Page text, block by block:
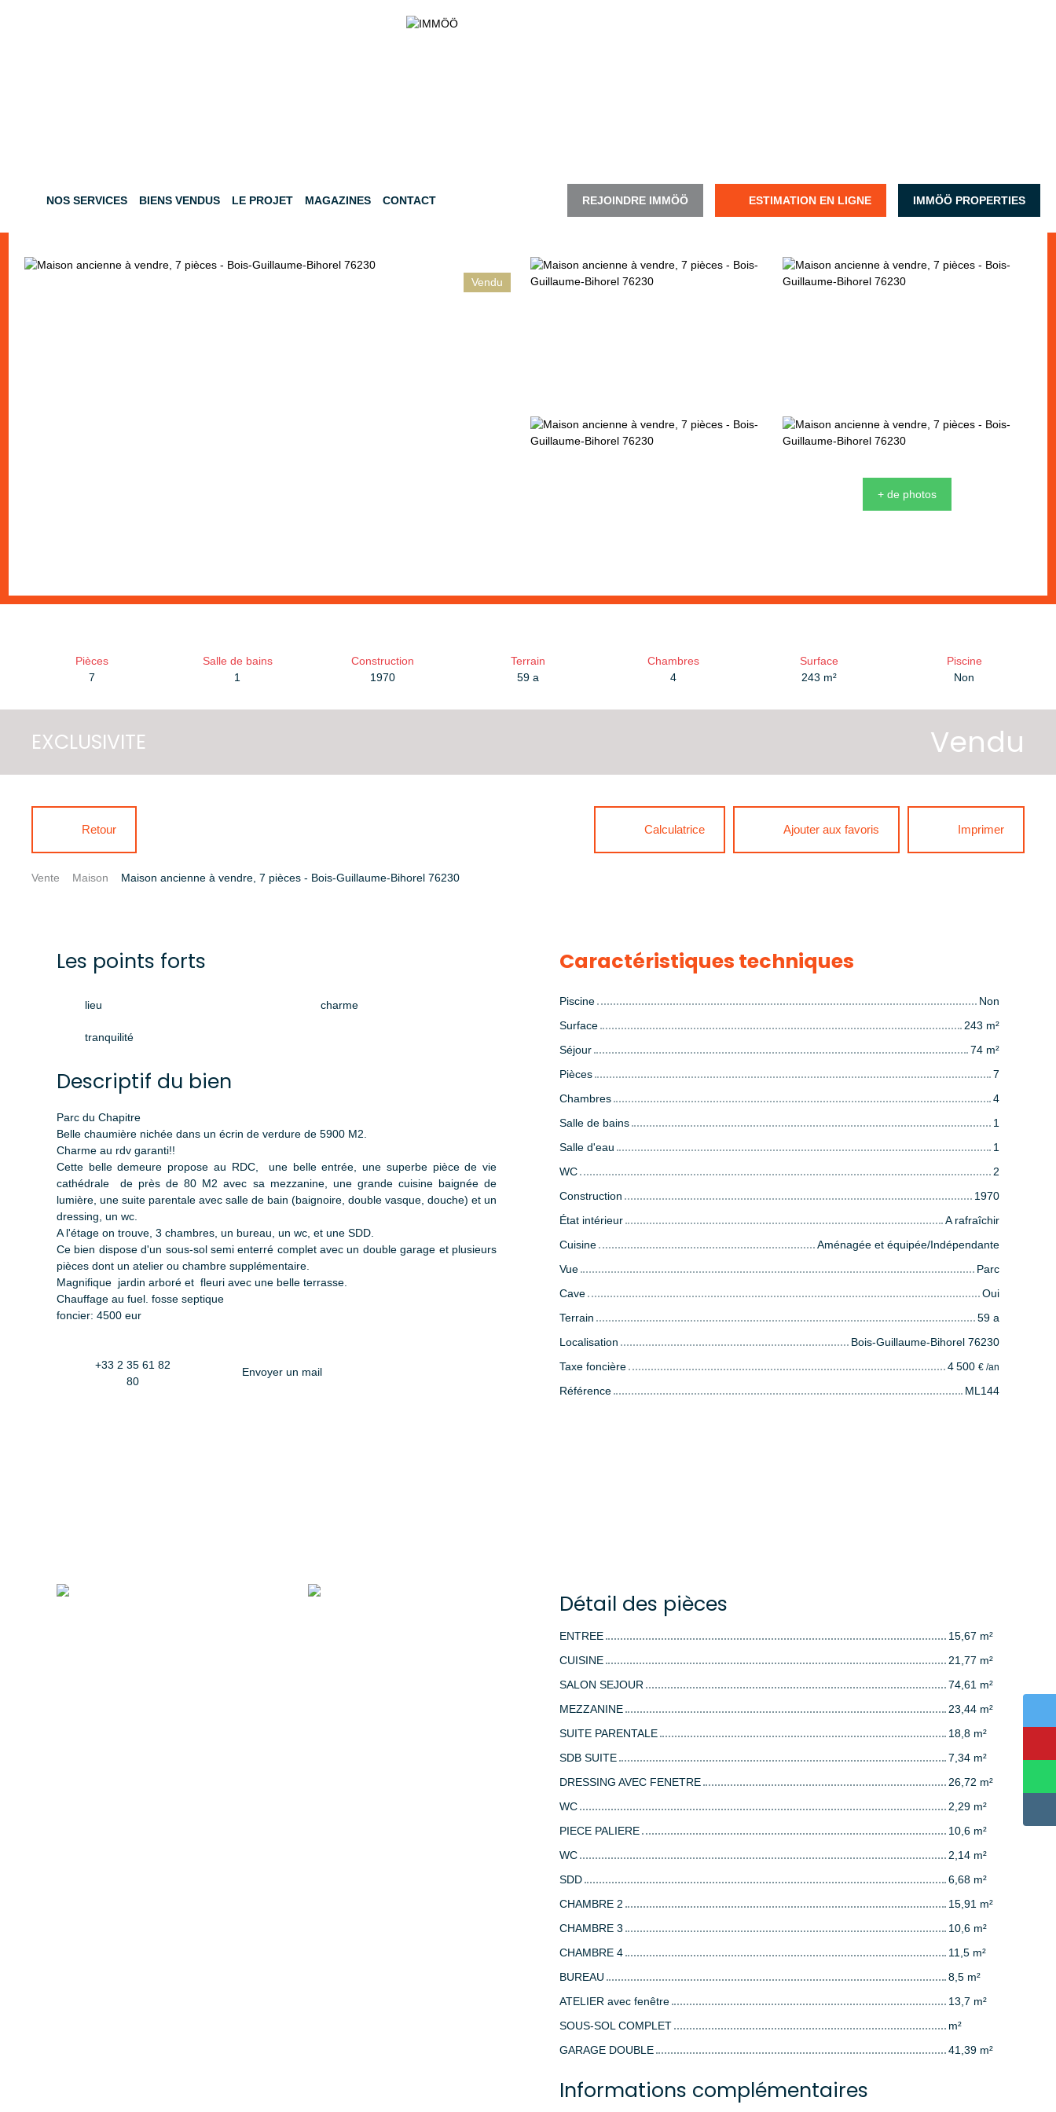
NOS SERVICES BIENS VENDUS LE PROJET MAGAZINES CONTACT REJOINDRE IMMÖÖ ESTIMATION EN LIGNE IMMÖÖ PROPERTIES
Vendu
+ de photos
Pièces
7
Salle de bains
1
Construction
1970
Terrain
59 a
Chambres
4
Surface
243 m²
Piscine
Non
EXCLUSIVITE Vendu
Retour Calculatrice Ajouter aux favoris Imprimer
Vente Maison Maison ancienne à vendre, 7 pièces - Bois-Guillaume-Bihorel 76230
Les points forts
lieu charme
tranquilité
Descriptif du bien
Parc du Chapitre
Belle chaumière nichée dans un écrin de verdure de 5900 M2.
Charme au rdv garanti!!
Cette belle demeure propose au RDC, une belle entrée, une superbe pièce de vie
cathédrale de près de 80 M2 avec sa mezzanine, une grande cuisine baignée de
lumière, une suite parentale avec salle de bain (baignoire, double vasque, douche) et un
dressing, un wc.
A l'étage on trouve, 3 chambres, un bureau, un wc, et une SDD.
Ce bien dispose d'un sous-sol semi enterré complet avec un double garage et plusieurs
pièces dont un atelier ou chambre supplémentaire.
Magnifique jardin arboré et fleuri avec une belle terrasse.
Chauffage au fuel. fosse septique
foncier: 4500 eur
+33 2 35 61 82
80
Envoyer un mail
Caractéristiques techniques
Piscine
Non
Surface
243 m²
Séjour
74 m²
Pièces
7
Chambres
4
Salle de bains
1
Salle d'eau
1
WC
2
Construction
1970
État intérieur
A rafraîchir
Cuisine
Aménagée et équipée/Indépendante
Vue
Parc
Cave
Oui
Terrain
59 a
Localisation
Bois-Guillaume-Bihorel 76230
Taxe foncière
4 500 € /an
Référence ML144
Détail des pièces
ENTREE
15,67 m²
CUISINE
21,77 m²
SALON SEJOUR
74,61 m²
MEZZANINE
23,44 m²
SUITE PARENTALE
18,8 m²
SDB SUITE
7,34 m²
DRESSING AVEC FENETRE
26,72 m²
WC
2,29 m²
PIECE PALIERE
10,6 m²
WC
2,14 m²
SDD
6,68 m²
CHAMBRE 2
15,91 m²
CHAMBRE 3
10,6 m²
CHAMBRE 4
11,5 m²
BUREAU
8,5 m²
ATELIER avec fenêtre
13,7 m²
SOUS-SOL COMPLET
m²
GARAGE DOUBLE
41,39 m²
Informations complémentaires